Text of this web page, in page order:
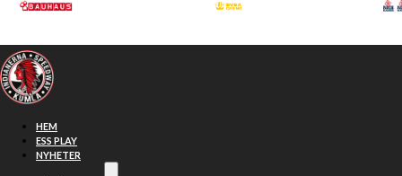
Hoppa till huvudinnehåll
HEM
ESS PLAY
NYHETER